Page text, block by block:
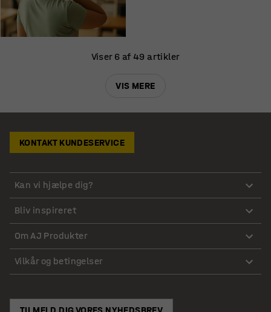
Viser 6 af 49 artikler
VIS MERE
KONTAKT KUNDESERVICE
Kan vi hjælpe dig?
Bliv inspireret
Om AJ Produkter
Vilkår og betingelser
TILMELD DIG VORES NYHEDSBREV